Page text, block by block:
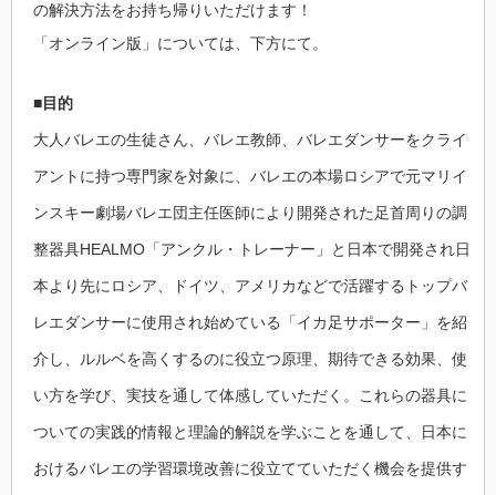
タ
コ
ー）
の解決方法をお持ち帰りいただけます！
「オンライン版」については、下方にて。
■目的
大人バレエの生徒さん、バレエ教師、バレエダンサーをクライ
アントに持つ専門家を対象に、バレエの本場ロシアで元マリイ
ンスキー劇場バレエ団主任医師により開発された足首周りの調
整器具HEALMO「アンクル・トレーナー」と日本で開発され日
本より先にロシア、ドイツ、アメリカなどで活躍するトップバ
レエダンサーに使用され始めている「イカ足サポーター」を紹
介し、ルルベを高くするのに役立つ原理、期待できる効果、使
い方を学び、実技を通して体感していただく。これらの器具に
ついての実践的情報と理論的解説を学ぶことを通して、日本に
おけるバレエの学習環境改善に役立てていただく機会を提供す